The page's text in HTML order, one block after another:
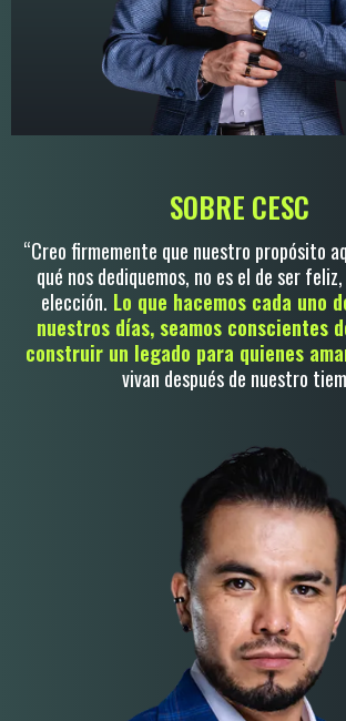
SOBRE CESC
“Creo firmemente que nuestro propósito
qué nos dediquemos, no es el de ser
elección. Lo que hacemos cada uno
nuestros días, seamos conscientes
construir un legado para quienes
vivan después de nuestro